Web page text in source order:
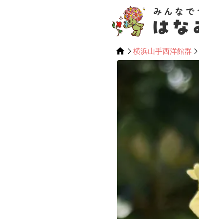
横浜山手西洋館群